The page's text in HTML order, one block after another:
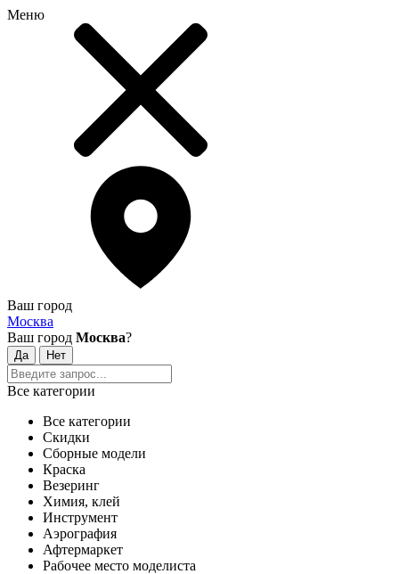
Меню
Ваш город
Москва
Ваш город Москва?
Все категории
Все категории
Скидки
Сборные модели
Краска
Везеринг
Химия, клей
Инструмент
Аэрография
Афтермаркет
Рабочее место моделиста